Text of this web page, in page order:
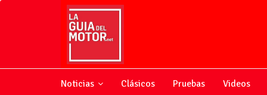
Noticias Clásicos Pruebas Videos